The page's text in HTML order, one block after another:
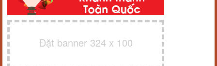
Đặt banner 324 x 100